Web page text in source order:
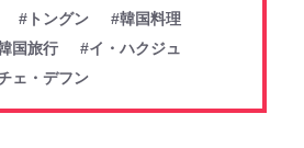
#トングン
#韓国料理
国旅行
#イ・ハクジュ
ェ・デフン